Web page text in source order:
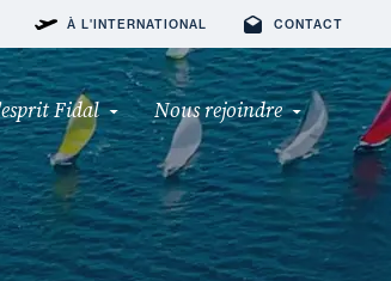
À L'INTERNATIONAL CONTACT
L'esprit Fidal Nous rejoindre